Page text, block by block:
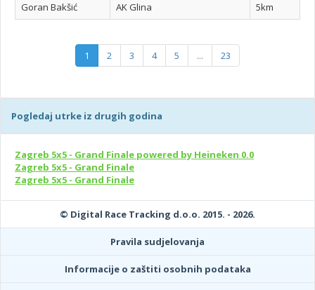
Goran Bakšić
AK Glina 5km
1 2 3 4 5 ... 23
Pogledaj utrke iz drugih godina
Zagreb 5x5 - Grand Finale powered by Heineken 0.0
Zagreb 5x5 - Grand Finale
Zagreb 5x5 - Grand Finale
© Digital Race Tracking d.o.o. 2015. - 2026.
Pravila sudjelovanja
Informacije o zaštiti osobnih podataka